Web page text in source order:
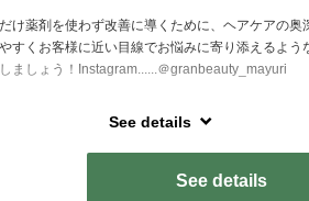
環境へと導くヘッドスパを得意としています。深
け薬剤を使わず改善に導くために、ヘアケアの奥
すくお客様に近い目線でお悩みに寄り添えるよう
ましょう！Instagram......＠granbeauty_mayuri
パを心掛けています♪髪のお悩みが実は頭皮環境
See details
See details